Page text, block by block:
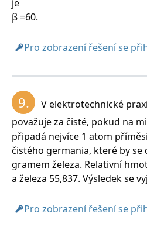
je
β =60.
Pro zobrazení řešení se
9.
V elektrotechnické
považuje za čisté, pokud na
připadá nejvíce 1 atom
čistého germania, které by se
gramem železa. Relativní
a železa 55,837. Výsledek se
Pro zobrazení řešení se